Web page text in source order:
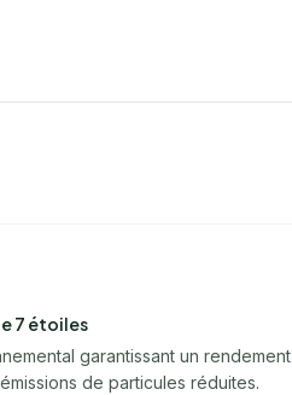
7 étoiles
garantissant un rendement
de particules réduites.